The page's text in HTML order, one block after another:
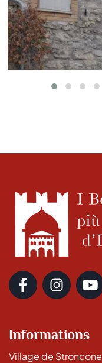
Informations
Village de Stroncone